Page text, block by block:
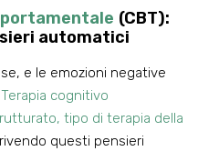
(CBT):
automatici
e le emozioni negative
Terapia cognitivo
tipo di terapia della
questi pensieri